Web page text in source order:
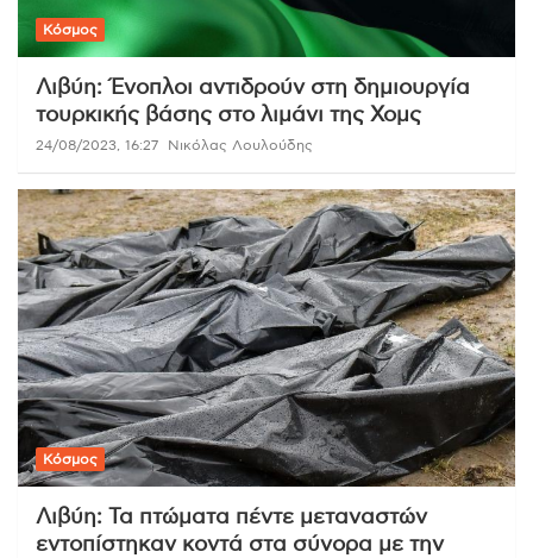
Κόσμος
Λιβύη: Ένοπλοι αντιδρούν στη δημιουργία
τουρκικής βάσης στο λιμάνι της Χομς
24/08/2023, 16:27 Νικόλας Λουλούδης
Κόσμος
Λιβύη: Τα πτώματα πέντε μεταναστών
εντοπίστηκαν κοντά στα σύνορα με την